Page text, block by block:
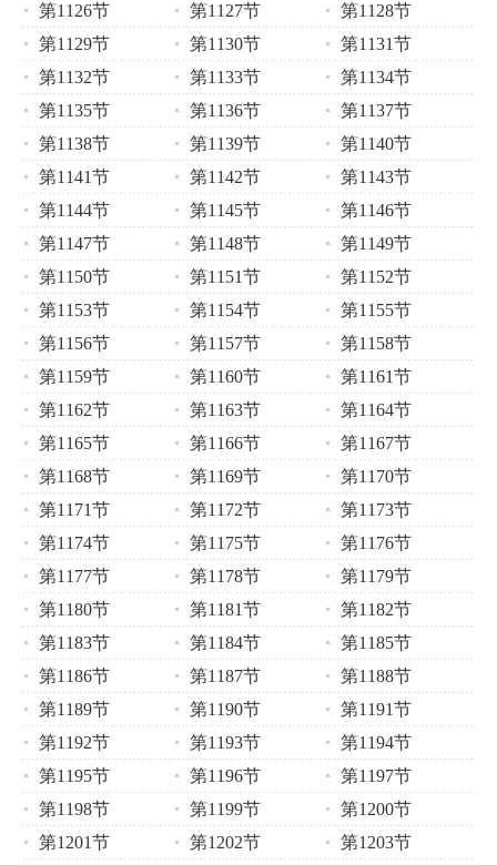
第1126节
第1127节
第1128节
第1129节
第1130节
第1131节
第1132节
第1133节
第1134节
第1135节
第1136节
第1137节
第1138节
第1139节
第1140节
第1141节
第1142节
第1143节
第1144节
第1145节
第1146节
第1147节
第1148节
第1149节
第1150节
第1151节
第1152节
第1153节
第1154节
第1155节
第1156节
第1157节
第1158节
第1159节
第1160节
第1161节
第1162节
第1163节
第1164节
第1165节
第1166节
第1167节
第1168节
第1169节
第1170节
第1171节
第1172节
第1173节
第1174节
第1175节
第1176节
第1177节
第1178节
第1179节
第1180节
第1181节
第1182节
第1183节
第1184节
第1185节
第1186节
第1187节
第1188节
第1189节
第1190节
第1191节
第1192节
第1193节
第1194节
第1195节
第1196节
第1197节
第1198节
第1199节
第1200节
第1201节
第1202节
第1203节